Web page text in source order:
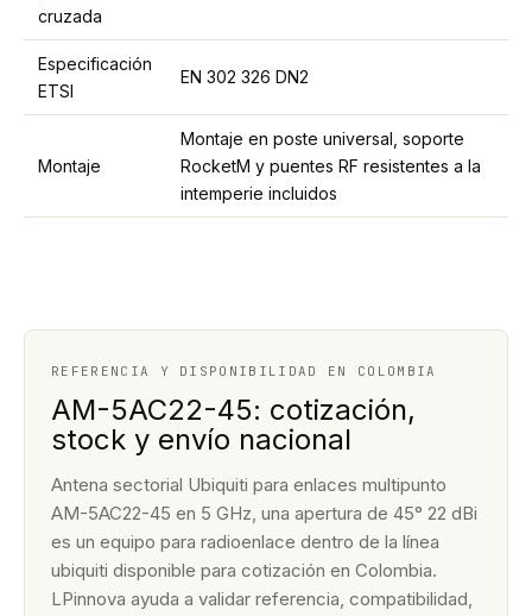
cruzada
Especificación
ETSI
EN 302 326 DN2
Montaje
Montaje en poste universal, soporte
RocketM y puentes RF resistentes a la
intemperie incluidos
REFERENCIA Y DISPONIBILIDAD EN COLOMBIA
AM-5AC22-45: cotización,
stock y envío nacional
Antena sectorial Ubiquiti para enlaces multipunto
AM-5AC22-45 en 5 GHz, una apertura de 45° 22 dBi
es un equipo para radioenlace dentro de la línea
ubiquiti disponible para cotización en Colombia.
LPinnova ayuda a validar referencia, compatibilidad,